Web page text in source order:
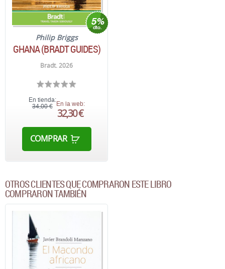
Philip Briggs
GHANA (BRADT GUIDES)
Bradt. 2026
En tienda:
34,00 € En la web:
32,30 €
COMPRAR
OTROS CLIENTES QUE COMPRARON ESTE LIBRO
COMPRARON TAMBIÉN